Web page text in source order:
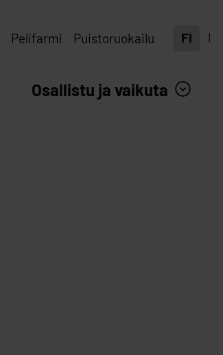
Pelifarmi Puistoruokailu FI
Osallistu ja vaikuta